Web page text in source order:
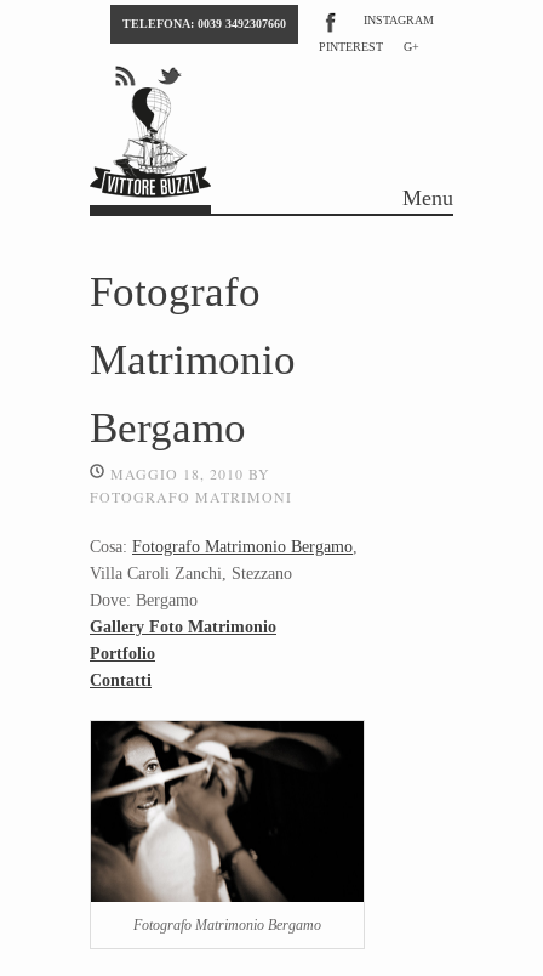
TELEFONA: 0039 3492307660
INSTAGRAM
PINTEREST
G+
Menu
Fotografo
Matrimonio
Bergamo
MAGGIO 18, 2010 BY
FOTOGRAFO MATRIMONI
Cosa: Fotografo Matrimonio Bergamo
Villa Caroli Zanchi, Stezzano
Dove: Bergamo
Gallery Foto Matrimonio
Portfolio
Contatti
Fotografo Matrimonio Bergamo